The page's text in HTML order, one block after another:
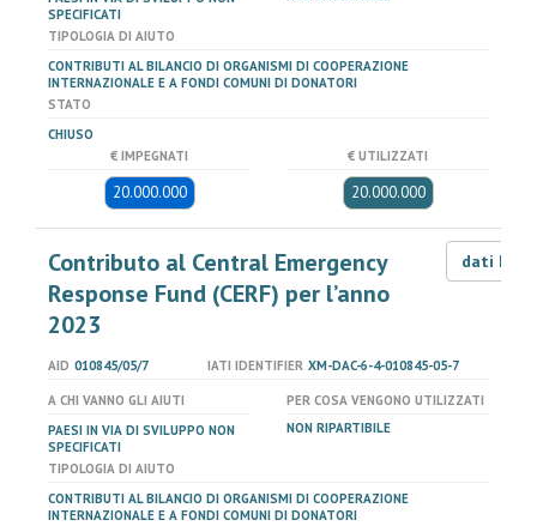
SPECIFICATI
TIPOLOGIA DI AIUTO
CONTRIBUTI AL BILANCIO DI ORGANISMI DI COOPERAZIONE
INTERNAZIONALE E A FONDI COMUNI DI DONATORI
STATO
CHIUSO
€ IMPEGNATI
20.000.000
€ UTILIZZATI
20.000.000
Contributo al Central Emergency
Response Fund (CERF) per l’anno
2023
dati LOD
AID 010845/05/7 IATI IDENTIFIER XM-DAC-6-4-010845-05-7
A CHI VANNO GLI AIUTI
PAESI IN VIA DI SVILUPPO NON
SPECIFICATI
PER COSA VENGONO UTILIZZATI
NON RIPARTIBILE
TIPOLOGIA DI AIUTO
CONTRIBUTI AL BILANCIO DI ORGANISMI DI COOPERAZIONE
INTERNAZIONALE E A FONDI COMUNI DI DONATORI